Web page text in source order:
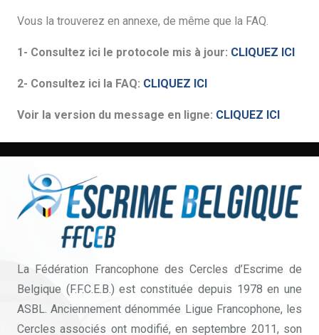
Vous la trouverez en annexe, de même que la FAQ.
1- Consultez ici le protocole mis à jour: CLIQUEZ ICI
2- Consultez ici la FAQ: CLIQUEZ ICI
Voir la version du message en ligne: CLIQUEZ ICI
La Fédération Francophone des Cercles d’Escrime de
Belgique (F.F.C.E.B.) est constituée depuis 1978 en une
ASBL. Anciennement dénommée Ligue Francophone, les
Cercles associés ont modifié, en septembre 2011, son